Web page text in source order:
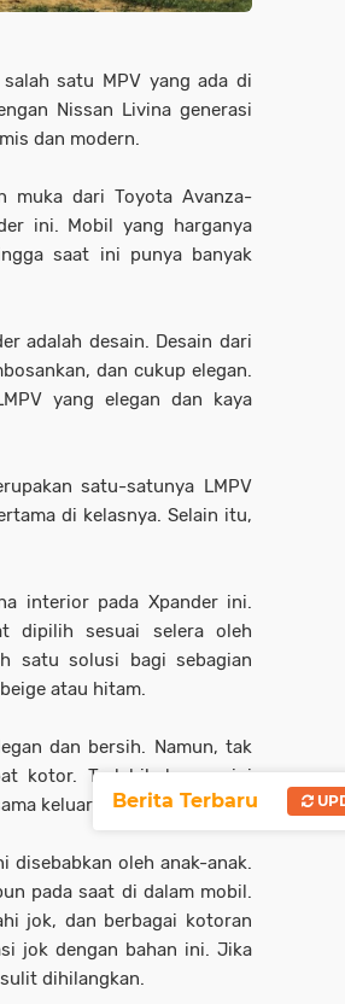
satu MPV yang ada di
Nissan Livina generasi
dan modern.
muka dari Toyota Avanza-
ini. Mobil yang harganya
saat ini punya banyak
adalah desain. Desain dari
dan cukup elegan.
yang elegan dan kaya
satu-satunya LMPV
di kelasnya. Selain itu,
interior pada Xpander ini.
dipilih sesuai selera oleh
satu solusi bagi sebagian
atau hitam.
dan bersih. Namun, tak
kotor. Terlebih karena ini
keluarga.
oleh anak-anak.
pada saat di dalam mobil.
jok, dan berbagai kotoran
jok dengan bahan ini. Jika
dihilangkan.
Berita Terbaru